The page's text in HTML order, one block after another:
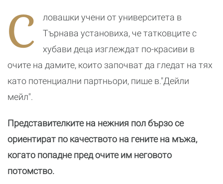
С
ловашки учени от университета в
Търнава установиха, че татковците с
хубави деца изглеждат по-красиви в
очите на дамите, които започват да гледат на тях
като потенциални партньори, пише в."Дейли
мейл".
Представителките на нежния пол бързо се
ориентират по качеството на гените на мъжа,
когато попадне пред очите им неговото
потомство.